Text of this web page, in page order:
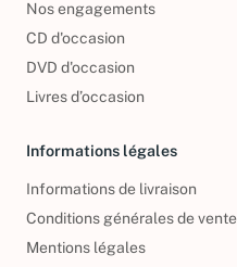
Nos engagements
CD d'occasion
DVD d'occasion
Livres d’occasion
Informations légales
Informations de livraison
Conditions générales de vente
Mentions légales